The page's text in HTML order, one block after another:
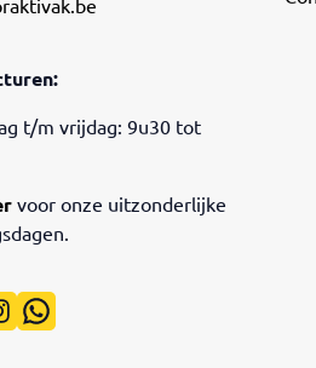
t/m vrijdag: 9u30 tot
voor onze uitzonderlijke
WhatsApp